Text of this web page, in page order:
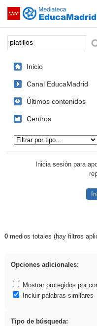
Saltar navegación
Palabra o frase:
Inicio
Canal EducaMadrid
Últimos contenidos
Centros
Inicia sesión para
Resultados de:
0medios totales (hay filtros
Opciones adicionales:
Mostrar protegidos por
Incluir palabras similares
Tipo de búsqueda: